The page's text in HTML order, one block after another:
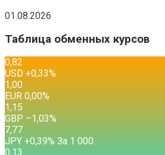
01.08.2026
Таблица обменных курсов
0,82
USD +0,33%
1,00
EUR 0,00%
1,15
GBP –1,03%
7,77
JPY +0,39% За 1 000
0,13